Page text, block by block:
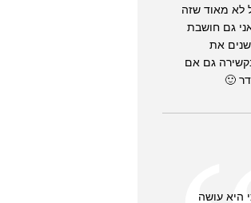
לא מאוד שזה
גם חושבת
את
גם אם
🙂
היא עושה